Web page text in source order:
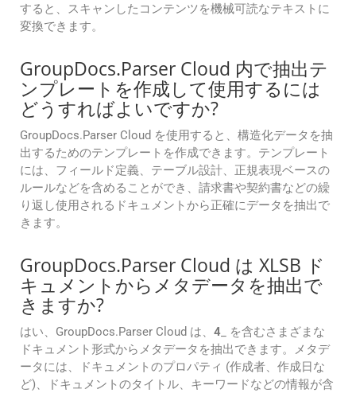
すると、スキャンしたコンテンツを機械可読なテキストに
変換できます。
GroupDocs.Parser Cloud 内で抽出テ
ンプレートを作成して使用するには
どうすればよいですか?
GroupDocs.Parser Cloud を使用すると、構造化データを抽
出するためのテンプレートを作成できます。テンプレート
には、フィールド定義、テーブル設計、正規表現ベースの
ルールなどを含めることができ、請求書や契約書などの繰
り返し使用されるドキュメントから正確にデータを抽出で
きます。
GroupDocs.Parser Cloud は XLSB ド
キュメントからメタデータを抽出で
きますか?
はい、GroupDocs.Parser Cloud は、 4 _ を含むさまざまな
ドキュメント形式からメタデータを抽出できます。メタデ
ータには、ドキュメントのプロパティ (作成者、作成日な
ど)、ドキュメントのタイトル、キーワードなどの情報が含